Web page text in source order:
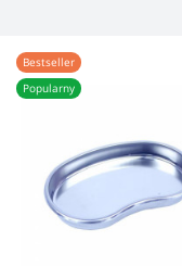
Bestseller
Popularny